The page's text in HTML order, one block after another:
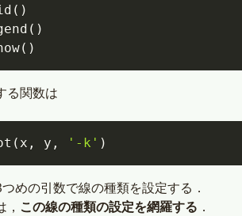
( )
( )
( )
る関数は
( x , y , '-k' )
めの引数で線の種類を設定する．
この線の種類の設定を網羅する ．